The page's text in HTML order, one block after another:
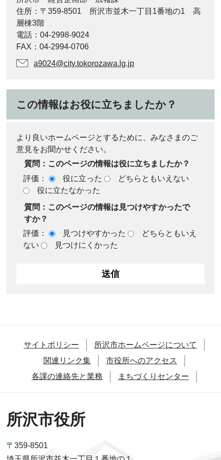
住所：〒359-8501 所沢市並木一丁目1番地の1 高
層棟3階
電話：04-2998-9024
FAX：04-2994-0706
a9024@city.tokorozawa.lg.jp
この情報はお役に立ちましたか？
より良いホームページとするために、みなさまのご
意見をお聞かせください。
質問：このページの情報は役に立ちましたか？
評価：
役に立った
どちらともいえない
役に立たなかった
質問：このページの情報は見つけやすかったで
すか？
評価：
見つけやすかった
どちらともいえ
ない
見つけにくかった
サイトポリシー
所沢市ホームページについて
関連リンク集
市役所へのアクセス
各課の連絡先と業務
まちづくりセンター
所沢市役所
〒359-8501